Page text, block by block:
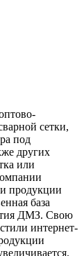
сетки,
под
других
или
продукции
база
ДМЗ. Свою
интернет-